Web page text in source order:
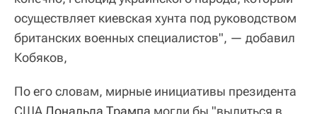
осуществляет киевская хунта под руководством
британских военных специалистов", — добавил
Кобяков,
По его словам, мирные инициативы президента
США Дональда Трампа могли бы "вылиться в